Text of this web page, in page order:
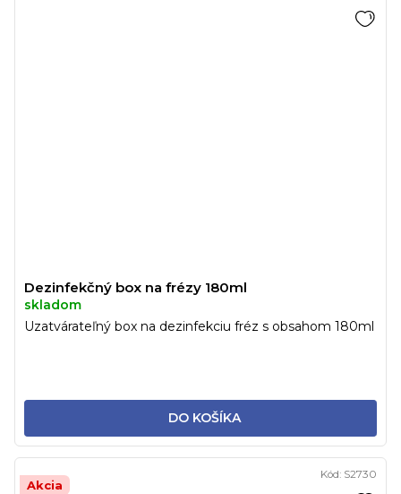
Dezinfekčný box na frézy 180ml
skladom
DO KOŠÍKA
Uzatvárateľný box na dezinfekciu fréz s obsahom 180ml
Akcia
Kód: S2730